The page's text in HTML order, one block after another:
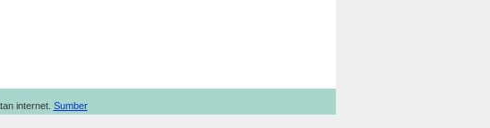
internet. Sumber